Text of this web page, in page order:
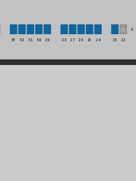
A
33 32 31 30 29 28 27 26 25 24 23 22